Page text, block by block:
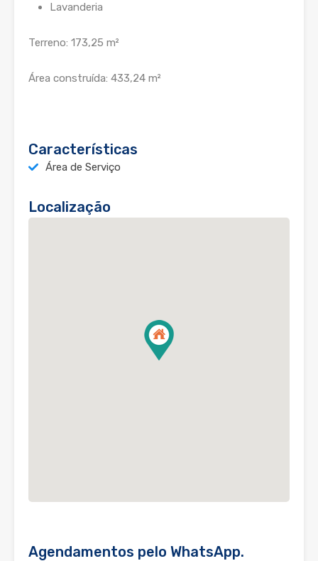
Lavanderia
Terreno: 173,25 m²
Área construída: 433,24 m²
Características
Área de Serviço
Localização
Agendamentos pelo WhatsApp.